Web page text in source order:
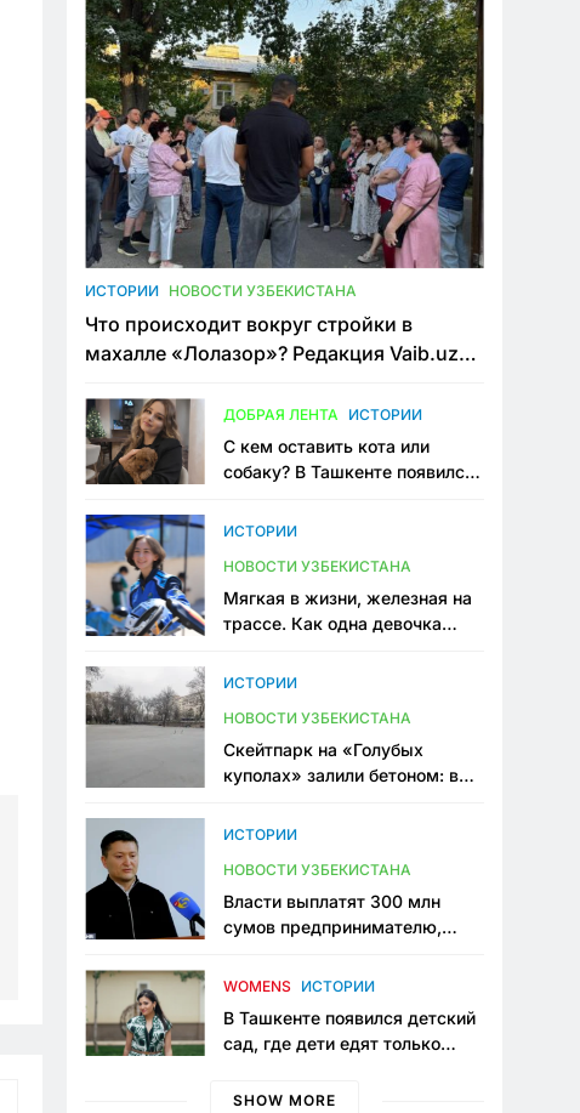
ИСТОРИИ НОВОСТИ УЗБЕКИСТАНА
Что происходит вокруг стройки в
махалле «Лолазор»? Редакция Vaib.uz
конфликта
ДОБРАЯ ЛЕНТА ИСТОРИИ
С кем оставить кота или
собаку? В Ташкенте появился
ИСТОРИИ
НОВОСТИ УЗБЕКИСТАНА
Мягкая в жизни, железная на
трассе. Как одна девочка
Узбекистане
ИСТОРИИ
НОВОСТИ УЗБЕКИСТАНА
Скейтпарк на «Голубых
куполах» залили бетоном: в
одно общественное
ИСТОРИИ
НОВОСТИ УЗБЕКИСТАНА
Власти выплатят 300 млн
сумов предпринимателю,
тюрьме по незаконному
WOMENS ИСТОРИИ
В Ташкенте появился детский
сад, где дети едят только
мама, которая устала просить
SHOW MORE